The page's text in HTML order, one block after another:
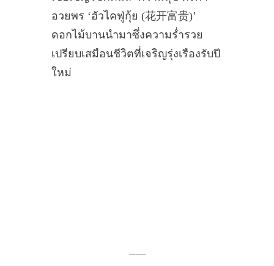
อวยพร ‘ฮัวไคฟู่กุ้ย (花开富贵)’
ดอกไม้บานนำมาซึ่งความร่ำรวย
เปรียบเสมือนชีวิตที่เจริญรุ่งเรืองรับปี
ใหม่